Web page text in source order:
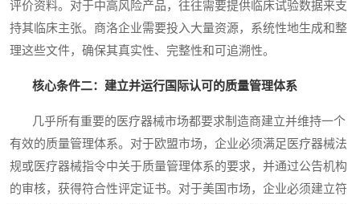
评价资料。对于中高风险产品，往往需要提供临床试验数据来支
持其临床主张。商洛企业需要投入大量资源，系统性地生成和整
理这些文件，确保其真实性、完整性和可追溯性。
核心条件二：建立并运行国际认可的质量管理体系
几乎所有重要的医疗器械市场都要求制造商建立并维持一个
有效的质量管理体系。对于欧盟市场，企业必须满足医疗器械法
规或医疗器械指令中关于质量管理体系的要求，并通过公告机构
的审核，获得符合性评定证书。对于美国市场，企业必须建立符